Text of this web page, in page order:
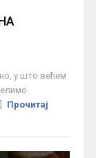
у што већем
Прочитај